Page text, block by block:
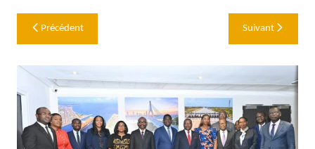
Navigation
de
l’article
Précédent Suivant